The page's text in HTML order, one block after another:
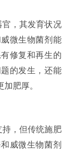
，其发育状况
微生物菌剂能
修复和再生的
的发生，还能
肥厚。
，但传统施肥
威微生物菌剂